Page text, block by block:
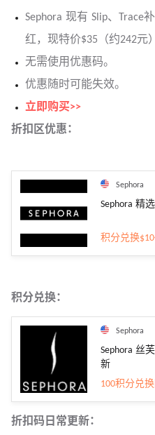
Sephora 现有 Slip、Trace
红，现特价$35（约242元
无需使用优惠码。
优惠随时可能失效。
立即购买>>
折扣区优惠：
Sephora
Sephora 精
积分兑换
积分兑换：
Sephora
Sephora 丝
新
100积分兑
折扣码日常更新：